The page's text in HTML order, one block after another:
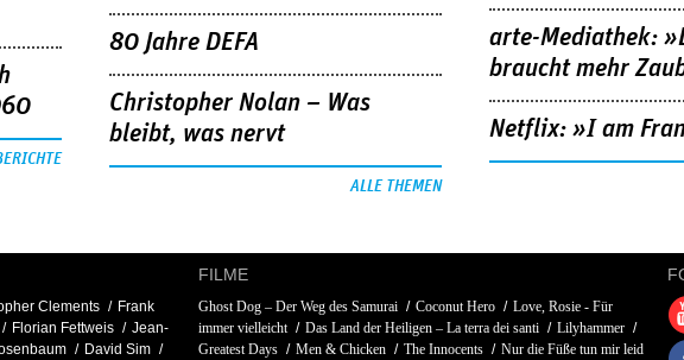
80 Jahre DEFA
Christopher Nolan – Was
bleibt, was nervt
ALLE THEMEN
arte-Mediathek:
braucht mehr
Netflix: »I am
Clements
Frank
Florian Fettweis
Jean-
David Sim
FILME
Ghost Dog – Der Weg des Samurai Coconut Hero
Love, Rosie - Für
immer vielleicht
Das Land der Heiligen – La terra dei santi
Lilyhammer
Greatest Days
Men & Chicken The Innocents
Nur die Füße tun mir leid